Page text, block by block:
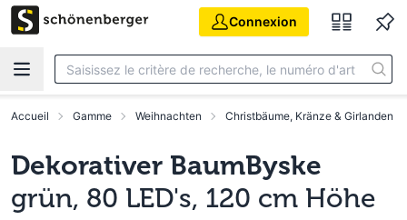
Aller au contenu principal
Connexion
Accueil Gamme Weihnachten Christbäume, Kränze & Girlanden
Dekorativer BaumByske
grün, 80 LED's, 120 cm Höhe